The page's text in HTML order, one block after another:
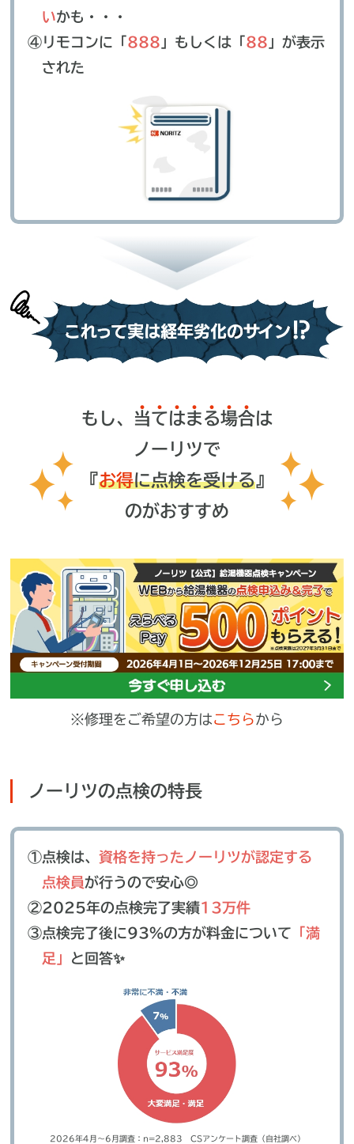
いかも・・・
④リモコンに「888 」もしくは「88 」が表示
された
もし、 当てはまる場合は
ノーリツで
『お得に点検を受ける』
のがおすすめ
※修理をご希望の方はこちらから
ノーリツの点検の特長
①点検は、資格を持ったノーリツが認定する
点検員が行うので安心◎
②2025年の点検完了実績13万件
③点検完了後に93％の方が料金について 「満
足」 と回答✨
2026年4月～6月調査：n=2,883 CSアンケート調査（自社調べ）